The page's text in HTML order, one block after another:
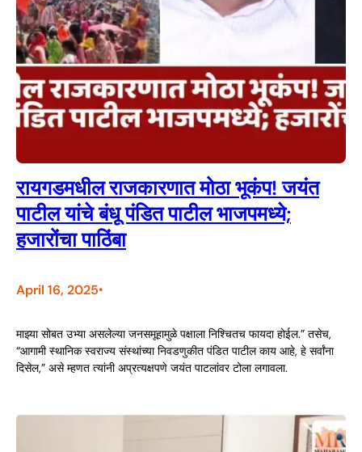
रायगडमधील राजकारणात मोठा भूकंप! जयंत
पाटील यांचे बंधू पंडित पाटील भाजपमध्ये;
हजारोंचा पाठिंबा
April 16, 2025•
माझ्या सोबत उभ्या असलेल्या जनसमूहामुळे पक्षाला निश्चितच फायदा होईल.” तसेच,
“आगामी स्थानिक स्वराज्य संस्थांच्या निवडणुकीत पंडित पाटील काय आहे, हे सर्वांना
दिसेल,” असे म्हणत त्यांनी अप्रत्यक्षपणे जयंत पाटलांवर टोला लगावला.